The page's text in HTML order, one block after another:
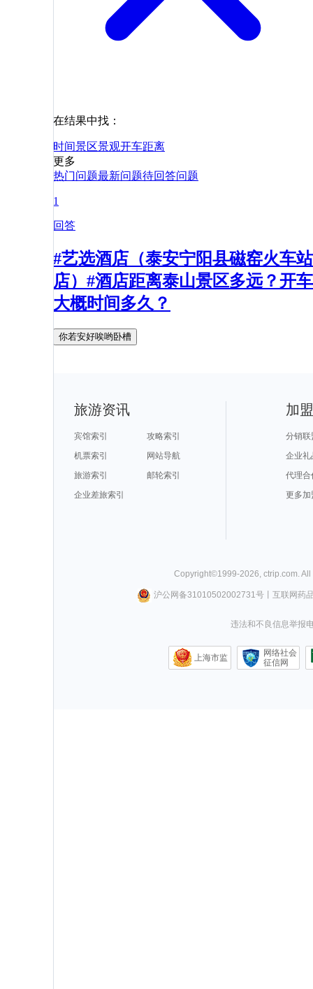
在结果中找：
时间景区景观开车距离
更多
热门问题最新问题待回答问题
1
回答
#艺选酒店（泰安宁阳县磁窑火车站
店）#酒店距离泰山景区多远？开车
大概时间多久？
你若安好唉哟卧槽
旅游资讯
宾馆索引
攻略索引
机票索引
网站导航
旅游索引
邮轮索引
企业差旅索引
加
分销联
企业礼
代理合
更多加
Copyright©1999-2026 ctrip.com .
沪公网备31010502002731号丨 互联网药
违法和不良信息举报
上海市监
网络社会
征信网